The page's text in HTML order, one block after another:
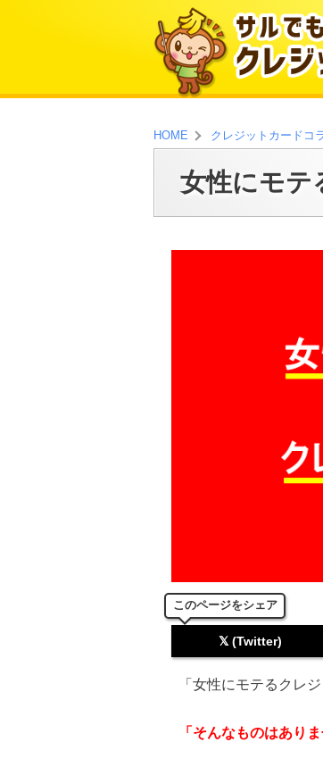
HOME クレジットカードコ
女性にモテ
このページをシェア
𝕏 (Twitter)
「女性にモテるクレ
「そんなものはありま